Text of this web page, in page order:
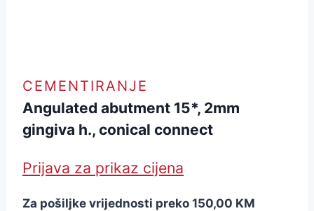
CEMENTIRANJE
Angulated abutment 15*, 2mm
gingiva h., conical connect
Prijava za prikaz cijena
Za pošiljke vrijednosti preko 150,00 KM